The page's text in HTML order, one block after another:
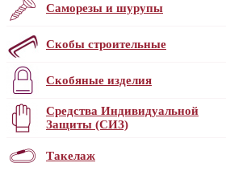
Саморезы и шурупы
Скобы строительные
Скобяные изделия
Средства Индивидуальной
Защиты (СИЗ)
Такелаж